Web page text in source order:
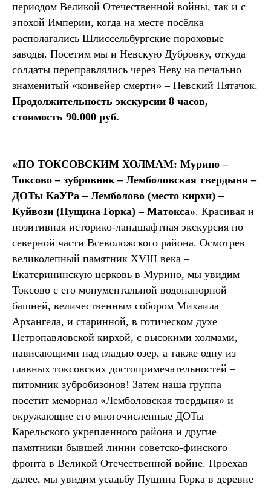
периодом Великой Отечественной войны, так и с
эпохой Империи, когда на месте посёлка
располагались Шлиссельбургские пороховые
заводы. Посетим мы и Невскую Дубровку, откуда
солдаты переправлялись через Неву на печально
знаменитый «конвейер смерти» – Невский Пятачок.
Продолжительность экскурсии 8 часов,
стоимость 90.000 руб.
«ПО ТОКСОВСКИМ ХОЛМАМ: Мурино –
Токсово – зубровник – Лемболовская твердыня –
ДОТы КаУРа – Лемболово (место кирхи) –
Куйвози (Пущина Горка) – Матокса». Красивая и
позитивная историко-ландшафтная экскурсия по
северной части Всеволожского района. Осмотрев
великолепный памятник XVIII века –
Екатерининскую церковь в Мурино, мы увидим
Токсово с его монументальной водонапорной
башней, величественным собором Михаила
Архангела, и старинной, в готическом духе
Петропавловской кирхой, с высокими холмами,
нависающими над гладью озер, а также одну из
главных токсовских достопримечательностей –
питомник зубробизонов! Затем наша группа
посетит мемориал «Лемболовская твердыня» и
окружающие его многочисленные ДОТы
Карельского укрепленного района и другие
памятники бывшей линии советско-финского
фронта в Великой Отечественной войне. Проехав
далее, мы увидим усадьбу Пущина Горка в деревне